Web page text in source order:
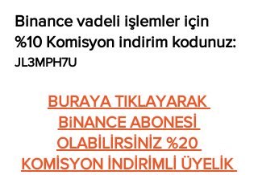
Binance vadeli işlemler için
%10 Komisyon indirim kodunuz:
JL3MPH7U
BURAYA TIKLAYARAK
BiNANCE ABONESİ
OLABİLİRSİNİZ %20
KOMİSYON İNDİRİMLİ ÜYELİK